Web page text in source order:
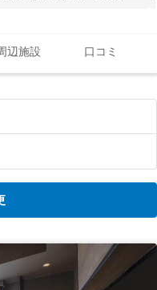
辺施設 口コミ